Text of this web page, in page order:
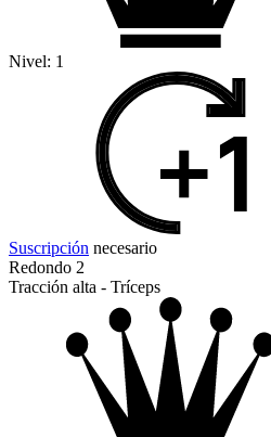
Nivel: 1
Suscripción necesario
Redondo 2
Tracción alta - Tríceps